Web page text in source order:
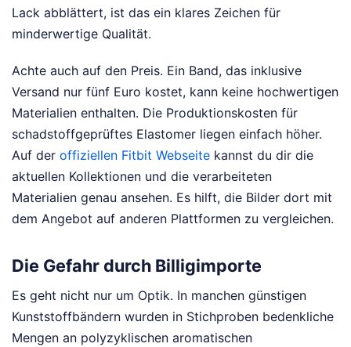
Lack abblättert, ist das ein klares Zeichen für
minderwertige Qualität.
Achte auch auf den Preis. Ein Band, das inklusive
Versand nur fünf Euro kostet, kann keine hochwertigen
Materialien enthalten. Die Produktionskosten für
schadstoffgeprüftes Elastomer liegen einfach höher.
Auf der offiziellen Fitbit Webseite kannst du dir die
aktuellen Kollektionen und die verarbeiteten
Materialien genau ansehen. Es hilft, die Bilder dort mit
dem Angebot auf anderen Plattformen zu vergleichen.
Die Gefahr durch Billigimporte
Es geht nicht nur um Optik. In manchen günstigen
Kunststoffbändern wurden in Stichproben bedenkliche
Mengen an polyzyklischen aromatischen